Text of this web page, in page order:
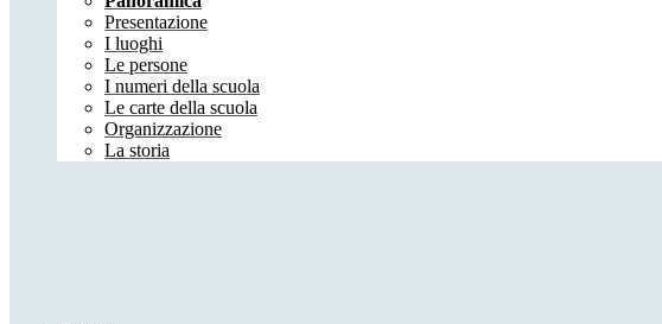
Presentazione
I luoghi
Le persone
I numeri della scuola
Le carte della scuola
Organizzazione
La storia